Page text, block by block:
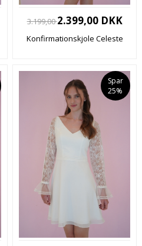
3.199,002.399,00 DKK
Konfirmationskjole Celeste
Spar
25%